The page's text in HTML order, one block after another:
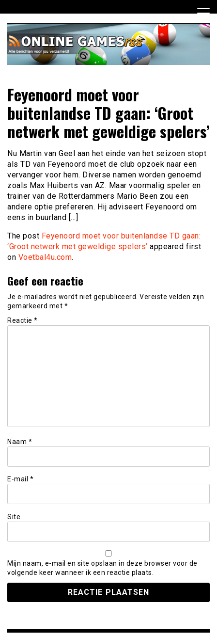
naar
inhoud
Online Games RSS
verzameld
Feyenoord moet voor
buitenlandse TD gaan: ‘Groot
netwerk met geweldige spelers’
Nu Martin van Geel aan het einde van het seizoen stopt
als TD van Feyenoord moet de club opzoek naar een
vervanger voor hem. Diverse namen worden genoemd
zoals Max Huiberts van AZ. Maar voormalig speler en
trainer van de Rotterdammers Mario Been zou een
andere optie prefereren. Hij adviseert Feyenoord om
eens in buurland […]
The post Feyenoord moet voor buitenlandse TD gaan:
‘Groot netwerk met geweldige spelers’ appeared first
on Voetbal4u.com.
Geef een reactie
Je e-mailadres wordt niet gepubliceerd. Vereiste velden zijn
gemarkeerd met *
Reactie *
Naam *
E-mail *
Site
Mijn naam, e-mail en site opslaan in deze browser voor de
volgende keer wanneer ik een reactie plaats.